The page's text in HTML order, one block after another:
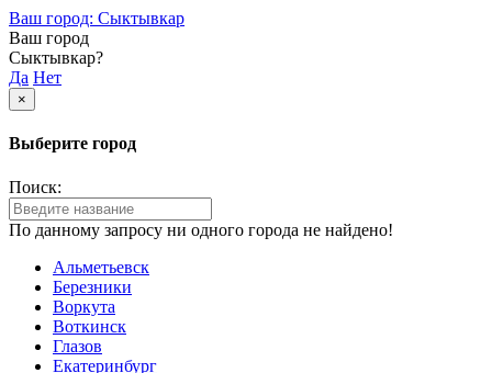
Ваш город: Сыктывкар
Ваш город
Сыктывкар?
Да Нет
×
Выберите город
Поиск:
По данному запросу ни одного города не найдено!
Альметьевск
Березники
Воркута
Воткинск
Глазов
Екатеринбург